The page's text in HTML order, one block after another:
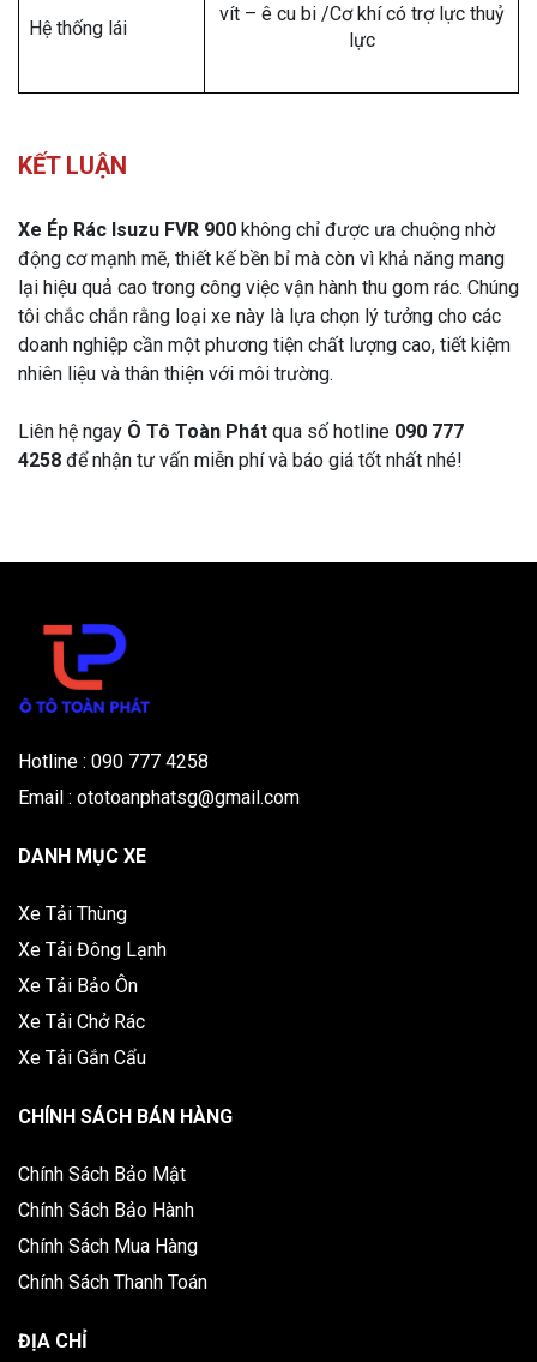
Hệ thống lái
vít – ê cu bi /Cơ khí có trợ lực thuỷ
lực
KẾT LUẬN
Xe Ép Rác Isuzu FVR 900 không chỉ được ưa chuộng nhờ
động cơ mạnh mẽ, thiết kế bền bỉ mà còn vì khả năng mang
lại hiệu quả cao trong công việc vận hành thu gom rác. Chúng
tôi chắc chắn rằng loại xe này là lựa chọn lý tưởng cho các
doanh nghiệp cần một phương tiện chất lượng cao, tiết kiệm
nhiên liệu và thân thiện với môi trường.
Liên hệ ngay Ô Tô Toàn Phát qua số hotline 090 777
4258 để nhận tư vấn miễn phí và báo giá tốt nhất nhé!
Hotline : 090 777 4258
Email : ototoanphatsg@gmail.com
DANH MỤC XE
Xe Tải Thùng
Xe Tải Đông Lạnh
Xe Tải Bảo Ôn
Xe Tải Chở Rác
Xe Tải Gắn Cẩu
CHÍNH SÁCH BÁN HÀNG
Chính Sách Bảo Mật
Chính Sách Bảo Hành
Chính Sách Mua Hàng
Chính Sách Thanh Toán
ĐỊA CHỈ